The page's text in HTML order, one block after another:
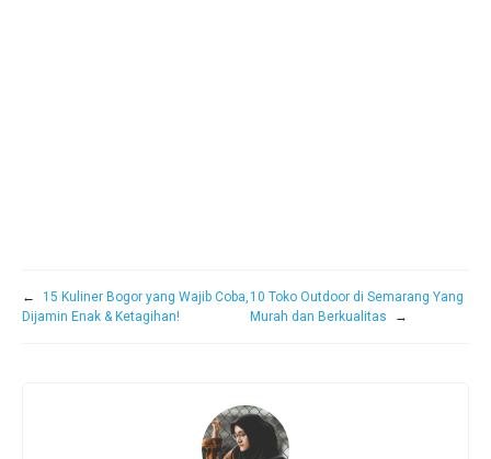
←
15 Kuliner Bogor yang Wajib Coba,
Dijamin Enak & Ketagihan!
10 Toko Outdoor di Semarang Yang
Murah dan Berkualitas
→